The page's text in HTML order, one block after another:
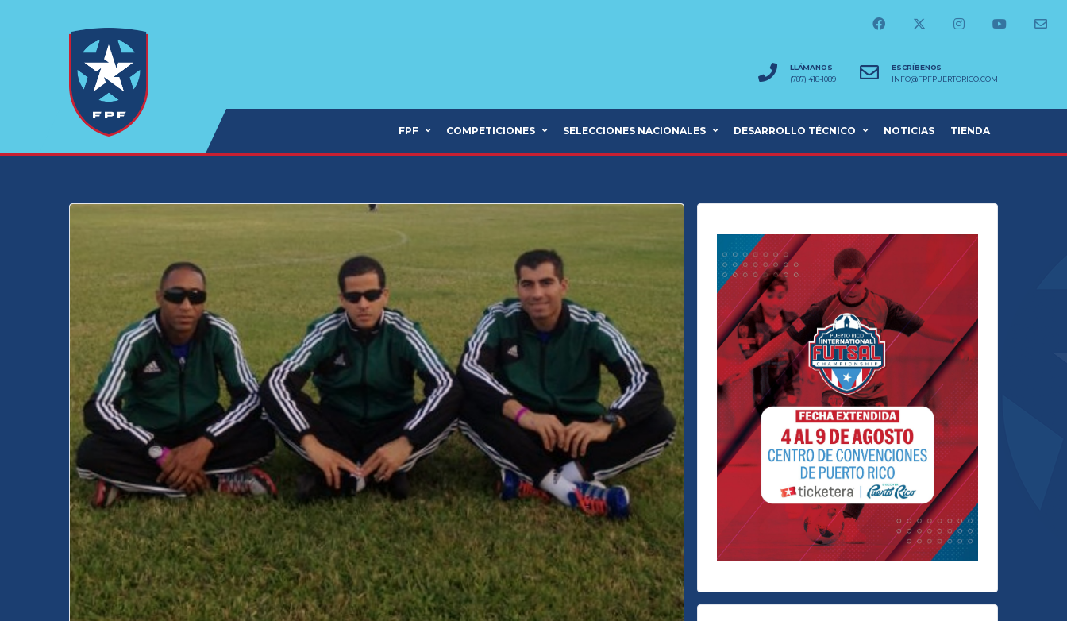
LLÁMANOS
(787) 418-1089
ESCRÍBENOS
INFO@FPFPUERTORICO.COM
FPF COMPETICIONES SELECCIONES NACIONALES DESARROLLO TÉCNICO NOTICIAS TIENDA